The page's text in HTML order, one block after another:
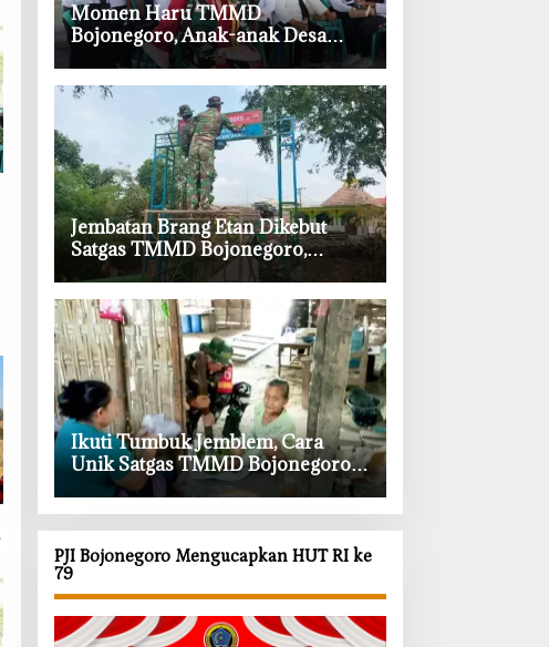
‎Momen Haru TMMD
Bojonegoro, Anak-anak Desa
Kesongo Sambut Hangat
Kehadiran Prajurit TNI
‎Jembatan Brang Etan Dikebut
Satgas TMMD Bojonegoro,
Harapan Baru Warga Desa
Kesongo
‎Ikuti Tumbuk Jemblem, Cara
Unik Satgas TMMD Bojonegoro
Pererat Kebersamaan dengan
Warga
PJI Bojonegoro Mengucapkan HUT RI ke
79